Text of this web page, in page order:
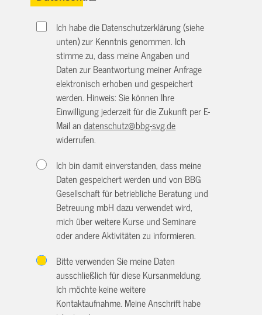
Ich habe die Datenschutzerklärung (siehe
unten) zur Kenntnis genommen. Ich
stimme zu, dass meine Angaben und
Daten zur Beantwortung meiner Anfrage
elektronisch erhoben und gespeichert
werden. Hinweis: Sie können Ihre
Einwilligung jederzeit für die Zukunft per E-
Mail andatenschutz@bbg-svg.de
widerrufen.
Ich bin damit einverstanden, dass meine
Daten gespeichert werden und von BBG
Gesellschaft für betriebliche Beratung und
Betreuung mbH dazu verwendet wird,
mich über weitere Kurse und Seminare
oder andere Aktivitäten zu informieren.
Bitte verwenden Sie meine Daten
ausschließlich für diese Kursanmeldung.
Ich möchte keine weitere
Kontaktaufnahme. Meine Anschrift habe